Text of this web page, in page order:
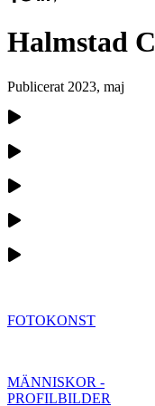
Halmstad
Publicerat 2023, maj
FOTOKONST
MÄNNISKOR -
PROFILBILDER